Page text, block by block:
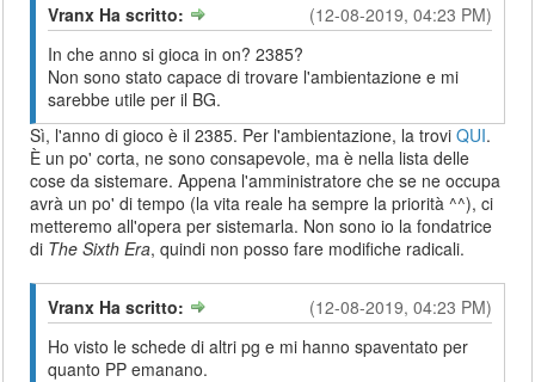
(12-08-2019, 04:23 PM)
Vranx Ha scritto:
In che anno si gioca in on? 2385?
Non sono stato capace di trovare l'ambientazione e mi
sarebbe utile per il BG.
Sì, l'anno di gioco è il 2385. Per l'ambientazione, la troviQUI.
È un po' corta, ne sono consapevole, ma è nella lista delle
cose da sistemare. Appena l'amministratore che se ne occupa
avrà un po' di tempo (la vita reale ha sempre la priorità ^^), ci
metteremo all'opera per sistemarla. Non sono io la fondatrice
di The Sixth Era, quindi non posso fare modifiche radicali.
(12-08-2019, 04:23 PM)
Vranx Ha scritto:
Ho visto le schede di altri pg e mi hanno spaventato per
quanto PP emanano.